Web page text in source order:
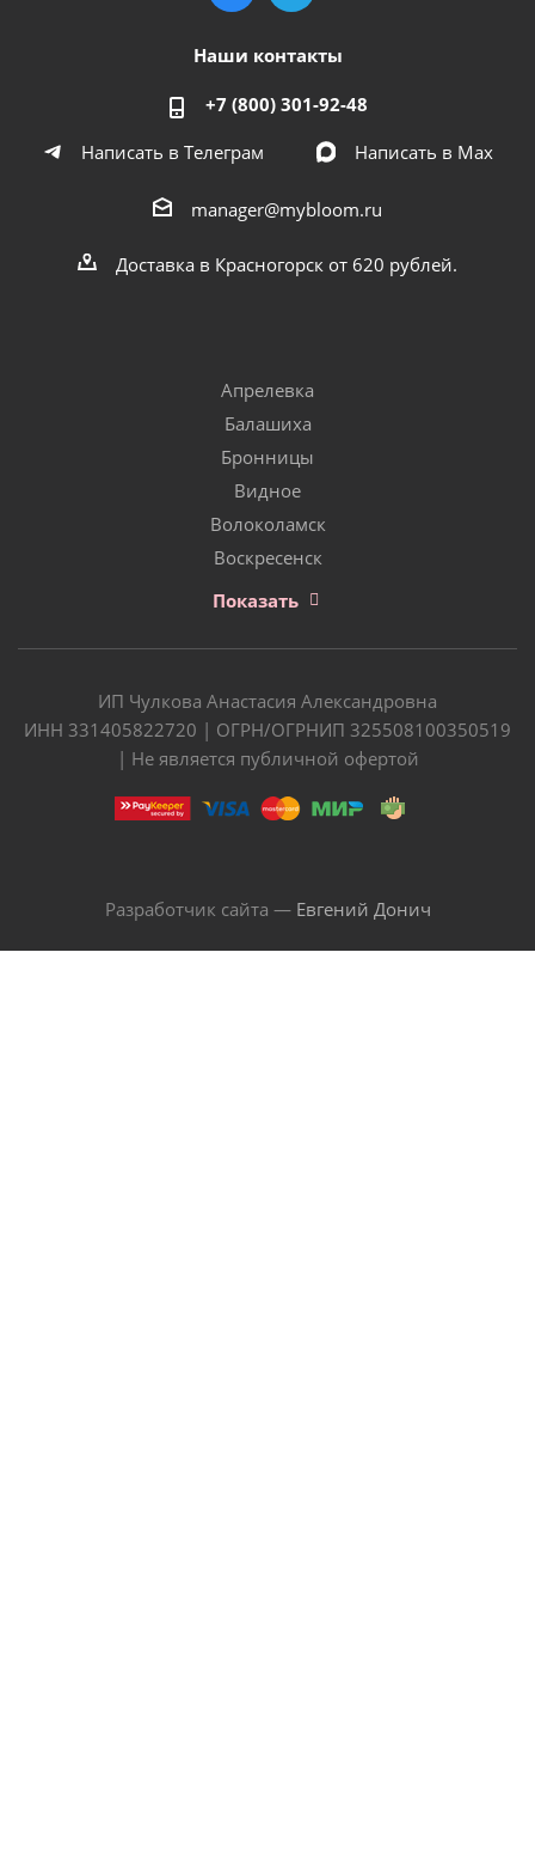
Наши контакты
+7 (800) 301-92-48
Написать в Телеграм
Написать в Мах
manager@mybloom.ru
Доставка в Красногорск от 620 рублей.
Апрелевка
Балашиха
Бронницы
Видное
Волоколамск
Воскресенск
Показать
ИП Чулкова Анастасия Александровна
ИНН 331405822720 | ОГРН/ОГРНИП 325508100350519
| Не является публичной офертой
Разработчик сайта — Евгений Донич